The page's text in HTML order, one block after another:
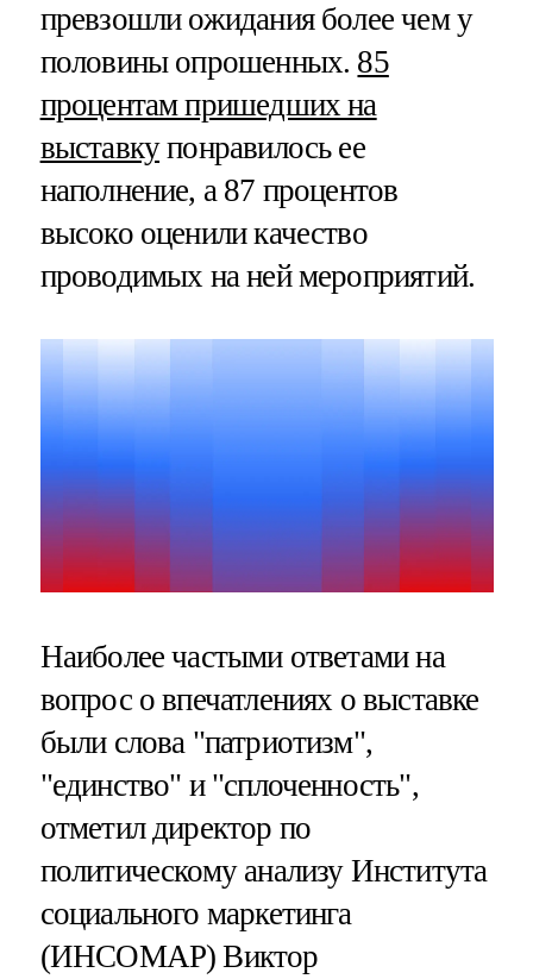
превзошли ожидания более чем у
половины опрошенных. 85
процентам пришедших на
выставкупонравилось ее
наполнение, а 87 процентов
высоко оценили качество
проводимых на ней мероприятий.
Наиболее частыми ответами на
вопрос о впечатлениях о выставке
были слова "патриотизм",
"единство" и "сплоченность",
отметил директор по
политическому анализу Института
социального маркетинга
(ИНСОМАР) Виктор